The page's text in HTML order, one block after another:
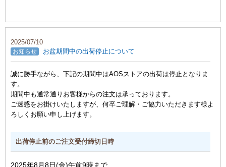
2025/07/10
お知らせ お盆期間中の出荷停止について
誠に勝手ながら、下記の期間中はAOSストアの出荷は停止となりま
す。
期間中も通常通りお客様からの注文は承っております。
ご迷惑をお掛けいたしますが、何卒ご理解・ご協力いただきます様よ
ろしくお願い申し上げます。
出荷停止前のご注文受付締切日時
2025年8月8日(金)午前9時まで